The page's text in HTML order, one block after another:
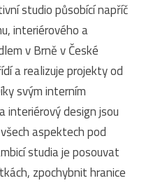
studio působící napříč
interiérového a
v Brně v České
a realizuje projekty od
svým interním
interiérový design jsou
aspektech pod
studia je posouvat
zpochybnit hranice